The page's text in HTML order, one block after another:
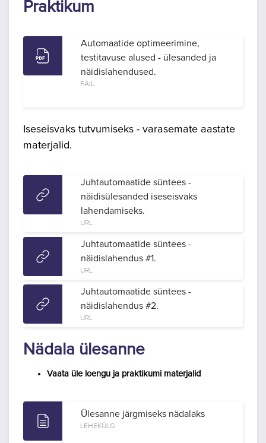
Praktikum
Automaatide optimeerimine,
testitavuse alused - ülesanded ja
näidislahendused.
FAIL
Iseseisvaks tutvumiseks - varasemate aastate
materjalid.
Juhtautomaatide süntees -
näidisülesanded iseseisvaks
lahendamiseks.
URL
Juhtautomaatide süntees -
näidislahendus #1.
URL
Juhtautomaatide süntees -
näidislahendus #2.
URL
Nädala ülesanne
Vaata üle loengu ja praktikumi materjalid
Ülesanne järgmiseks nädalaks
LEHEKÜLG